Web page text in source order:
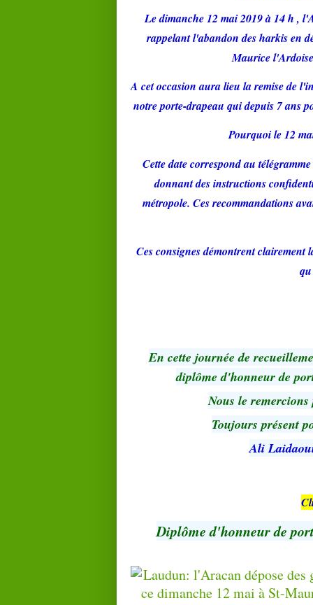
Le dimanche 12 mai 2019 à 14 h ,
rappelant l'abandon des harkis en
Maurice
A cet occasion aura lieu la remise de
notre porte-drapeau qui depuis 7 ans
Pourquoi le 12
Cette date correspond au
donnant des instructions
métropole. Ces recommandations
Ces consignes démontrent
En cette journée de
diplôme d'honneur de
Nous le
Toujours présent
Ali
Diplôme d'honneur de